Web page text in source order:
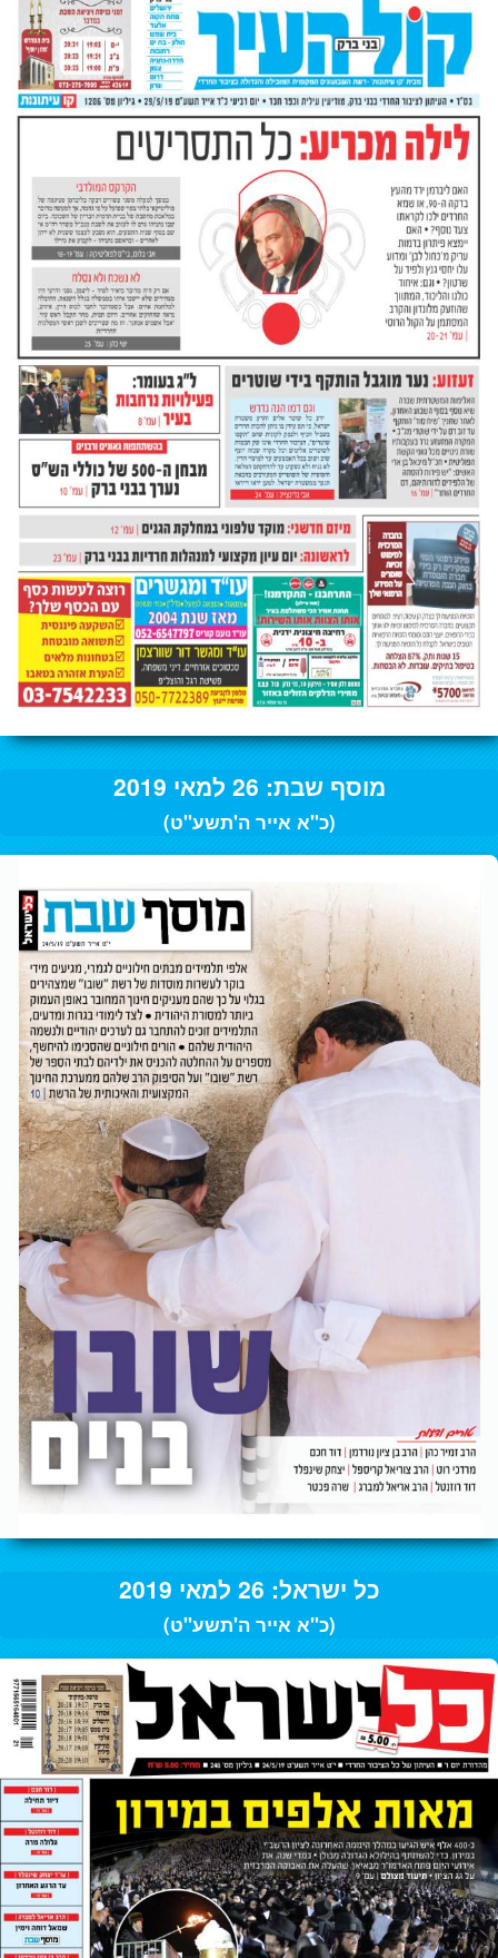
מוסף שבת: 26 למאי 2019
(כ"א אייר ה'תשע"ט)
כל ישראל: 26 למאי 2019
(כ"א אייר ה'תשע"ט)